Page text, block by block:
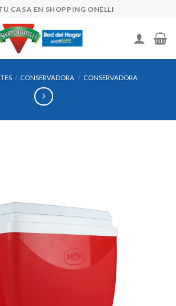
CASA EN SHOPPING ONELLI
/ CONSERVADORA / CONSERVADORA